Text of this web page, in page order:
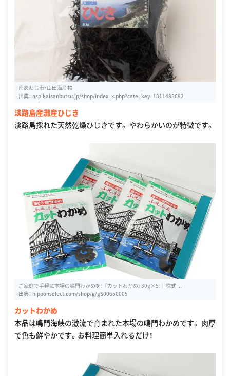
南あわじ市・山田海産物
出典： asp.kaisanbutsu.jp/shop/index_x.php?cate_key=1311488692
淡路島産灘産ひじき
淡路島採れた天然乾燥ひじきです。 やわらかいのが特徴です。
ご家庭で手軽に本場の鳴門わかめを！ 『カットわかめ』30g×5 ｜ 株式 ...
出典： nipponselect.com/shop/g/gS00650005
カットわかめ
本品は鳴門海峡の激流で育まれた本場の鳴門わかめです。 肉厚
で色も鮮やかです。お料理簡単入れるだけ！